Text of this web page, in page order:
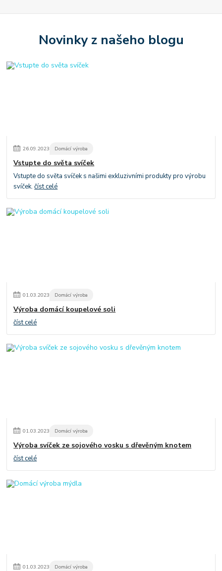
Novinky z našeho blogu
26.09.2023 Domácí výroba
Vstupte do světa svíček
Vstupte do světa svíček s našimi exkluzivními produkty pro výrobu
svíček.číst celé
01.03.2023 Domácí výroba
Výroba domácí koupelové soli
číst celé
01.03.2023 Domácí výroba
Výroba svíček ze sojového vosku s dřevěným knotem
číst celé
01.03.2023 Domácí výroba